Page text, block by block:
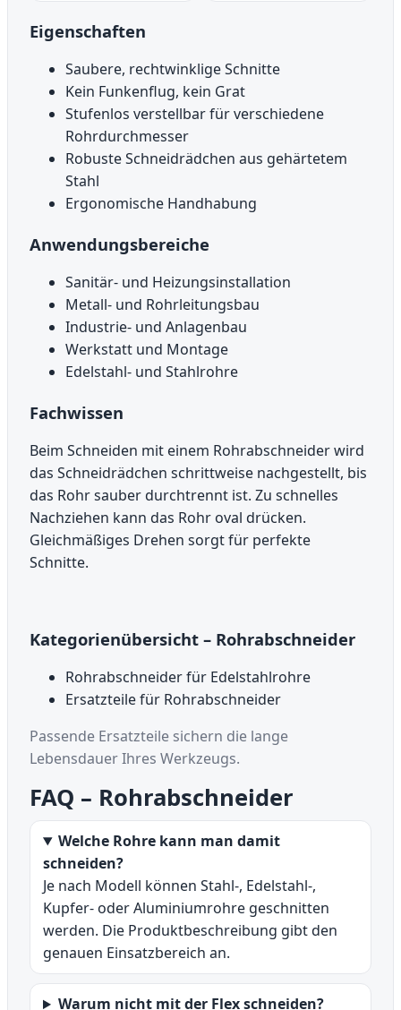
Eigenschaften
Saubere, rechtwinklige Schnitte
Kein Funkenflug, kein Grat
Stufenlos verstellbar für verschiedene
Rohrdurchmesser
Robuste Schneidrädchen aus gehärtetem
Stahl
Ergonomische Handhabung
Anwendungsbereiche
Sanitär- und Heizungsinstallation
Metall- und Rohrleitungsbau
Industrie- und Anlagenbau
Werkstatt und Montage
Edelstahl- und Stahlrohre
Fachwissen
Beim Schneiden mit einem Rohrabschneider wird
das Schneidrädchen schrittweise nachgestellt, bis
das Rohr sauber durchtrennt ist. Zu schnelles
Nachziehen kann das Rohr oval drücken.
Gleichmäßiges Drehen sorgt für perfekte
Schnitte.
Kategorienübersicht – Rohrabschneider
Rohrabschneider für Edelstahlrohre
Ersatzteile für Rohrabschneider
Passende Ersatzteile sichern die lange
Lebensdauer Ihres Werkzeugs.
FAQ – Rohrabschneider
Welche Rohre kann man damit
schneiden?
Je nach Modell können Stahl-, Edelstahl-,
Kupfer- oder Aluminiumrohre geschnitten
werden. Die Produktbeschreibung gibt den
genauen Einsatzbereich an.
Warum nicht mit der Flex schneiden?